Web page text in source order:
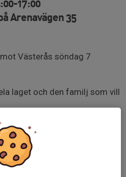
17:00
Arenavägen 35
Västerås söndag 7
laget och den familj som vill
biljetter vi ska be om så
svar för barnet och
hur många extra
etc.